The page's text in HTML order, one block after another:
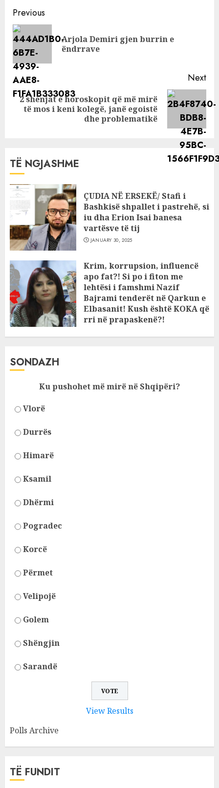
publike fansave:
Mos mi jepni të
gjitha votat mua..
Continue
Reading
Previous
Arjola Demiri gjen burrin e
ëndrrave
Next
Next
2 shenjat e horoskopit që më mirë
të mos i keni kolegë, janë egoistë
dhe problematikë
TË NGJASHME
ÇUDIA NË ERSEKË/ Stafi i
Bashkisë shpallet i pastrehë, si
iu dha Erion Isai banesa
vartësve të tij
JANUARY 30, 2025
Krim, korrupsion, influencë
apo fat?! Si po i fiton me
lehtësi i famshmi Nazif
Bajrami tenderët në Qarkun e
Elbasanit! Kush është KOKA që
rri në prapaskenë?!
SONDAZH
Ku pushohet më mirë në Shqipëri?
Vlorë
Durrës
Himarë
Ksamil
Dhërmi
Pogradec
Korcë
Përmet
Velipojë
Golem
Shëngjin
Sarandë
View Results
Polls Archive
TË FUNDIT